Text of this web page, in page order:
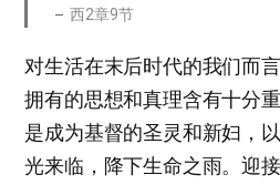
西2章9节
对生活在末后时代的我们而
拥有的思想和真理含有十分
是成为基督的圣灵和新妇，
光来临，降下生命之雨。迎